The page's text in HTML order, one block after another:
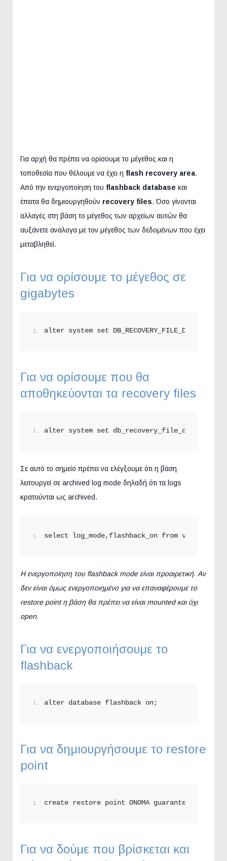
Για αρχή θα πρέπει να ορίσουμε το μέγεθος και η
τοποθεσία που θέλουμε να έχει η flash recovery area.
Από την ενεργοποίηση του flashback database και
έπειτα θα δημιουργηθούν recovery files. Όσο γίνονται
αλλαγές στη βάση το μέγεθος των αρχείων αυτών θα
αυξάνετε ανάλογα με τον μέγεθος των δεδομένων που έχει
μεταβληθεί.
Για να ορίσουμε το μέγεθος σε
gigabytes
alter system set DB_RECOVERY_FILE_DEST_SIZE =
Για να ορίσουμε που θα
αποθηκεύονται τα recovery files
alter system set db_recovery_file_dest=
Σε αυτό το σημείο πρέπει να ελέγξουμε ότι η βάση
λειτουργεί σε archived log mode δηλαδή ότι τα logs
κρατούνται ως archived.
select log_mode,flashback_on from v$database;
Η ενεργοποίηση του flashback mode είναι προαιρετική. Αν
δεν είναι όμως ενεργοποιημένο για να επαναφέρουμε το
restore point η βάση θα πρέπει να είναι mounted και όχι
open.
Για να ενεργοποιήσουμε το
flashback
alter database flashback on;
Για να δημιουργήσουμε το restore
point
create restore point ONOMA guarantee
Για να δούμε πoυ βρίσκεται και